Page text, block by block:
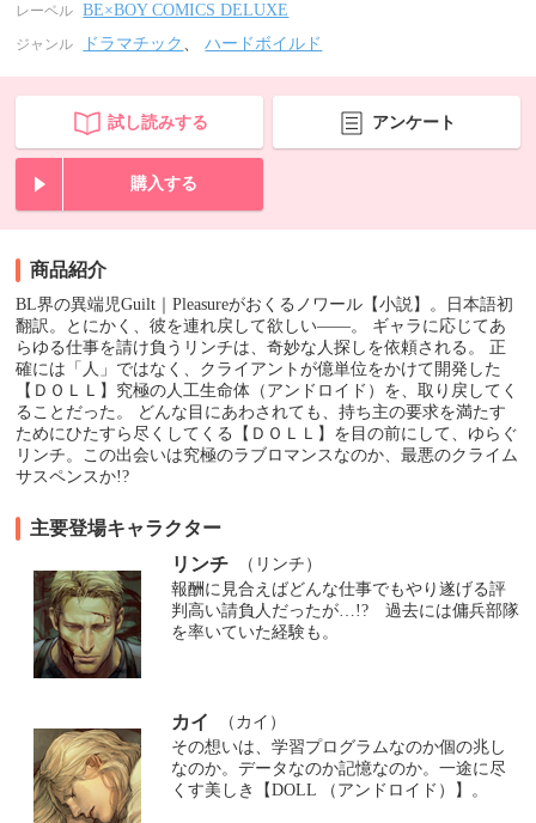
レーベル BE×BOY COMICS DELUXE
ジャンル ドラマチック 、ハードボイルド
試し読みする アンケート
購入する
商品紹介
BL界の異端児Guilt｜Pleasureがおくるノワール【小説】。日本語初
翻訳。とにかく、彼を連れ戻して欲しい――。 ギャラに応じてあ
らゆる仕事を請け負うリンチは、奇妙な人探しを依頼される。 正
確には「人」ではなく、クライアントが億単位をかけて開発した
【ＤＯＬＬ】究極の人工生命体（アンドロイド）を、取り戻してく
ることだった。 どんな目にあわされても、持ち主の要求を満たす
ためにひたすら尽くしてくる【ＤＯＬＬ】を目の前にして、ゆらぐ
リンチ。この出会いは究極のラブロマンスなのか、最悪のクライム
サスペンスか!?
主要登場キャラクター
リンチ
（リンチ）
報酬に見合えばどんな仕事でもやり遂げる評
判高い請負人だったが…!? 過去には傭兵部隊
を率いていた経験も。
カイ
（カイ）
その想いは、学習プログラムなのか個の兆し
なのか。データなのか記憶なのか。一途に尽
くす美しき【DOLL （アンドロイド）】。